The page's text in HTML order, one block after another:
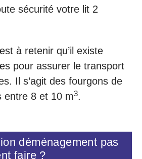
sécurité votre lit 2
à retenir qu’il existe
pour assurer le transport
Il s’agit des fourgons de
entre 8 et 10 m3.
déménagement pas
faire ?